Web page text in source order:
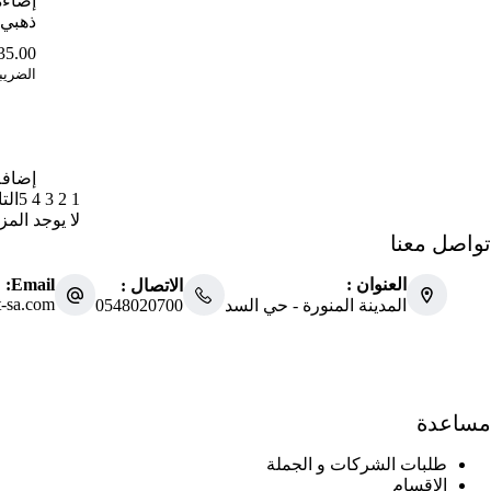
ذهبي E141L مفرد
1
2
3
4
5
لا يوجد
تواصل معنا
العنوان :
المدينة المنورة - حي السد
الاتصال :
0548020700
Email:
sa.com
مساعدة
طلبات الشركات و الجملة
الاقسام